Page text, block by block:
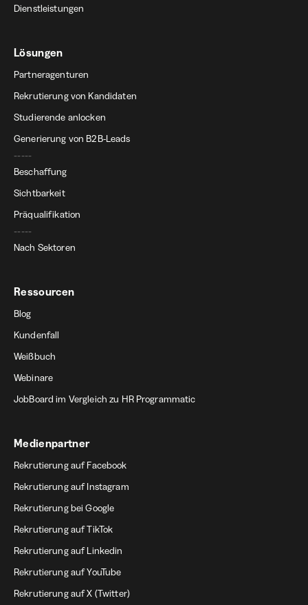
Dienstleistungen
Lösungen
Partneragenturen
Rekrutierung von Kandidaten
Studierende anlocken
Generierung von B2B-Leads
-----
Beschaffung
Sichtbarkeit
Präqualifikation
-----
Nach Sektoren
Ressourcen
Blog
Kundenfall
Weißbuch
Webinare
JobBoard im Vergleich zu HR Programmatic
Medienpartner
Rekrutierung auf Facebook
Rekrutierung auf Instagram
Rekrutierung bei Google
Rekrutierung auf TikTok
Rekrutierung auf Linkedin
Rekrutierung auf YouTube
Rekrutierung auf X (Twitter)